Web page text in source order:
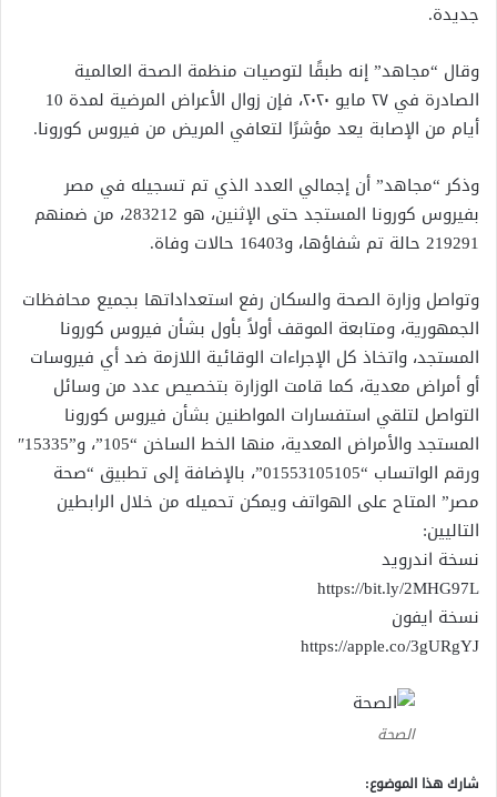
جديدة.
وقال “مجاهد” إنه طبقًا لتوصيات منظمة الصحة العالمية
الصادرة في ٢٧ مايو ٢٠٢٠، فإن زوال الأعراض المرضية لمدة 10
أيام من الإصابة يعد مؤشرًا لتعافي المريض من فيروس كورونا.
وذكر “مجاهد” أن إجمالي العدد الذي تم تسجيله في مصر
بفيروس كورونا المستجد حتى الإثنين، هو 283212، من ضمنهم
219291 حالة تم شفاؤها، و16403 حالات وفاة.
وتواصل وزارة الصحة والسكان رفع استعداداتها بجميع محافظات
الجمهورية، ومتابعة الموقف أولاً بأول بشأن فيروس كورونا
المستجد، واتخاذ كل الإجراءات الوقائية اللازمة ضد أي فيروسات
أو أمراض معدية، كما قامت الوزارة بتخصيص عدد من وسائل
التواصل لتلقي استفسارات المواطنين بشأن فيروس كورونا
المستجد والأمراض المعدية، منها الخط الساخن “105”، و”15335″
ورقم الواتساب “01553105105”، بالإضافة إلى تطبيق “صحة
مصر” المتاح على الهواتف ويمكن تحميله من خلال الرابطين
التاليين:
نسخة اندرويد
نسخة ايفون
الصحة
شارك هذا الموضوع: